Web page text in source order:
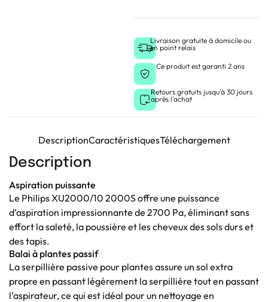
Livraison gratuite à domicile ou
en point relais
Ce produit est garanti 2 ans
Retours gratuits jusqu'à 30 jours
après l'achat
DescriptionCaractéristiquesTéléchargement
Description
Aspiration puissante
Le Philips XU2000/10 2000S offre une puissance
d’aspiration impressionnante de 2700 Pa, éliminant sans
effort la saleté, la poussière et les cheveux des sols durs et
des tapis.
Balai à plantes passif
La serpillière passive pour plantes assure un sol extra
propre en passant légèrement la serpillière tout en passant
l’aspirateur, ce qui est idéal pour un nettoyage en